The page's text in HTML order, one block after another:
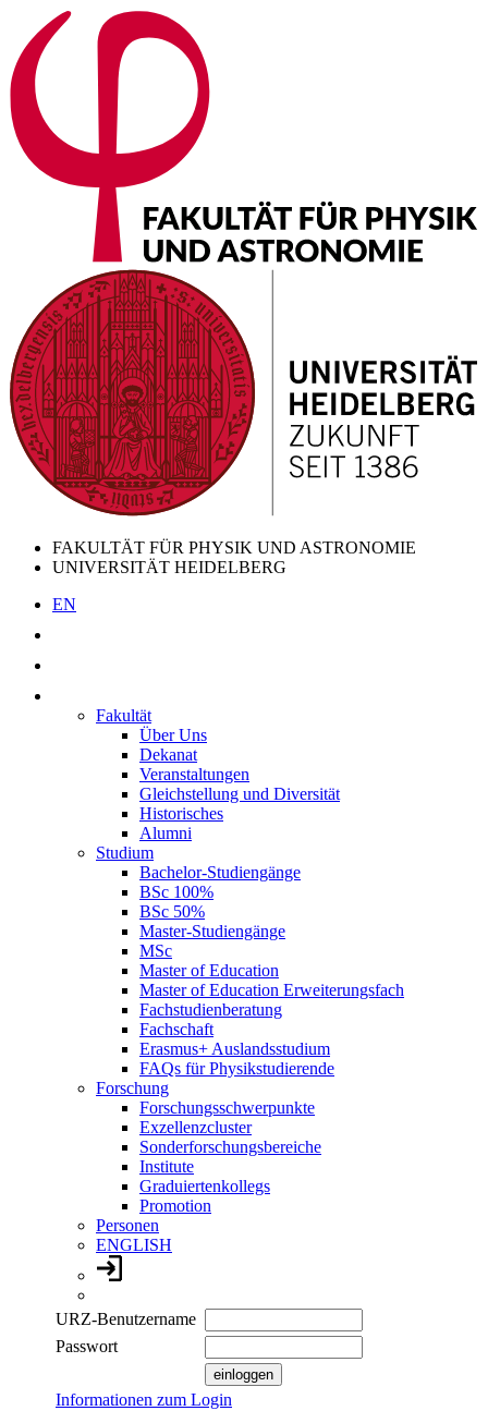
FAKULTÄT FÜR PHYSIK UND ASTRONOMIE
UNIVERSITÄT HEIDELBERG
EN
Fakultät
Über Uns
Dekanat
Veranstaltungen
Gleichstellung und Diversität
Historisches
Alumni
Studium
Bachelor-Studiengänge
BSc 100%
BSc 50%
Master-Studiengänge
MSc
Master of Education
Master of Education Erweiterungsfach
Fachstudienberatung
Fachschaft
Erasmus+ Auslandsstudium
FAQs für Physikstudierende
Forschung
Forschungsschwerpunkte
Exzellenzcluster
Sonderforschungsbereiche
Institute
Graduiertenkollegs
Promotion
Personen
ENGLISH
URZ-Benutzername
Passwort
Informationen zum Login